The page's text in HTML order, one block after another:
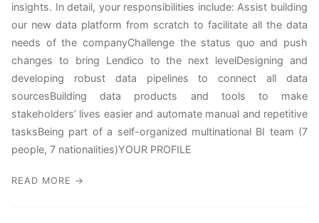
insights. In detail, your responsibilities include: Assist building
our new data platform from scratch to facilitate all the data
needs of the companyChallenge the status quo and push
changes to bring Lendico to the next levelDesigning and
developing robust data pipelines to connect all data
sourcesBuilding data products and tools to make
stakeholders’ lives easier and automate manual and repetitive
tasksBeing part of a self-organized multinational BI team (7
people, 7 nationalities)YOUR PROFILE
READ MORE →